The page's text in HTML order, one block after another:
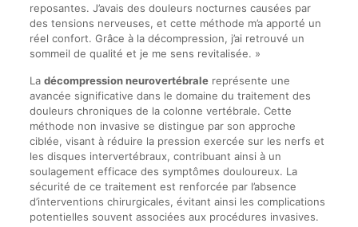
reposantes. J’avais des douleurs nocturnes causées par
des tensions nerveuses, et cette méthode m’a apporté un
réel confort. Grâce à la décompression, j’ai retrouvé un
sommeil de qualité et je me sens revitalisée. »
La décompression neurovertébralereprésente une
avancée significative dans le domaine du traitement des
douleurs chroniques de la colonne vertébrale. Cette
méthode non invasive se distingue par son approche
ciblée, visant à réduire la pression exercée sur les nerfs et
les disques intervertébraux, contribuant ainsi à un
soulagement efficace des symptômes douloureux. La
sécurité de ce traitement est renforcée par l’absence
d’interventions chirurgicales, évitant ainsi les complications
potentielles souvent associées aux procédures invasives.